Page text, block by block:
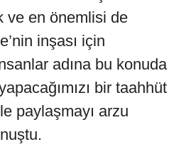
ve en önemlisi de
inşası için
adına bu konuda
bir taahhüt
paylaşmayı arzu